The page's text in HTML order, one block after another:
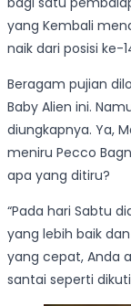
yang Kembali
naik dari posisi ke-
Beragam pujian
Baby Alien ini.
diungkapnya. Ya,
meniru Pecco
apa yang ditiru?
“Pada hari Sabtu
yang lebih baik
yang cepat, Anda
santai seperti